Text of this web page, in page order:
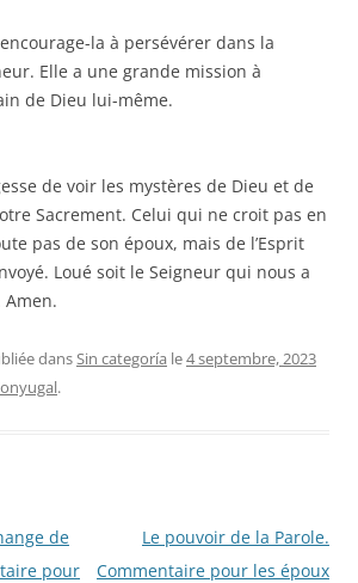
la à persévérer dans la
Elle a une grande mission à
de Dieu lui-même.
de voir les mystères de Dieu et de
Sacrement. Celui qui ne croit pas en
pas de son époux, mais de l’Esprit
Loué soit le Seigneur qui nous a
Amen.
dansSin categoría le4 septembre, 2023
.
de
pour
Le pouvoir de la Parole.
Commentaire pour les époux